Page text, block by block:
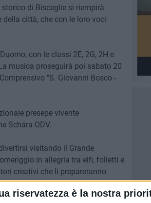
riservatezza è la nostra
di Bisceglie si riempirà
città, che con le loro voci
con le classi 2E, 2G, 2H e
musica proseguirà poi sabato 20
"S. Giovanni Bosco -
presepe vivente
Schára ODV.
visitando il Grande
in allegria tra elfi, folletti e
creativi che li prepareranno
che li aspetta per leggere